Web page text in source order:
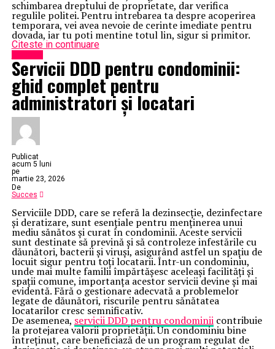
schimbarea dreptului de proprietate, dar verifica
regulile politei. Pentru intrebarea ta despre acoperirea
temporara, vei avea nevoie de cerinte imediate pentru
dovada, iar tu poti mentine totul lin, sigur si primitor.
Citeste in continuare
Servicii DDD pentru condominii:
ghid complet pentru
administratori și locatari
Publicat
acum 5 luni
pe
martie 23, 2026
De
Succes
Serviciile DDD, care se referă la dezinsecție, dezinfectare
și deratizare, sunt esențiale pentru menținerea unui
mediu sănătos și curat în condominii. Aceste servicii
sunt destinate să prevină și să controleze infestările cu
dăunători, bacterii și viruși, asigurând astfel un spațiu de
locuit sigur pentru toți locatarii. Într-un condominiu,
unde mai multe familii împărtășesc aceleași facilități și
spații comune, importanța acestor servicii devine și mai
evidentă. Fără o gestionare adecvată a problemelor
legate de dăunători, riscurile pentru sănătatea
locatarilor cresc semnificativ.
De asemenea, servicii DDD pentru condominiicontribuie
la protejarea valorii proprietății. Un condominiu bine
întreținut, care beneficiază de un program regulat de